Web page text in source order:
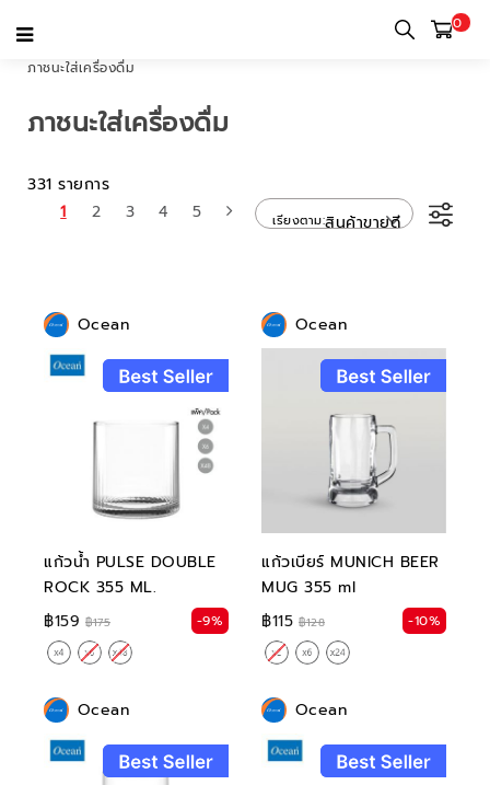
0
หน้าแรก
ภาชนะใส่เครื่องดื่ม
ภาชนะใส่เครื่องดื่ม
331 รายการ
1
2 3 4 5 เรียงตาม สินค้าขายดี
Ocean
แก้วน้ำ PULSE DOUBLE
ROCK 355 ML.
฿159 ฿175 -9%
Ocean
แก้วเบียร์ MUNICH BEER
MUG 355 ml
฿115 ฿128 -10%
Ocean Ocean